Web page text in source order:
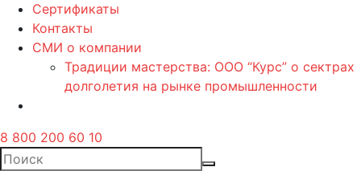
Сертификаты
Контакты
СМИ о компании
Традиции мастерства: ООО “Курс” о сектрах
долголетия на рынке промышленности
8 800 200 60 10